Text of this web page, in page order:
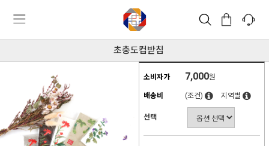
초충도컵받침
소비자가 7,000원
배송비 (조건) 지역별
선택